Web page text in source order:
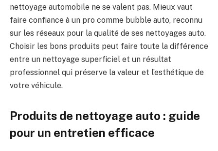
nettoyage automobile ne se valent pas. Mieux vaut
faire confiance à un pro comme bubble auto, reconnu
sur les réseaux pour la qualité de ses nettoyages auto.
Choisir les bons produits peut faire toute la différence
entre un nettoyage superficiel et un résultat
professionnel qui préserve la valeur et l’esthétique de
votre véhicule.
Produits de nettoyage auto : guide
pour un entretien efficace